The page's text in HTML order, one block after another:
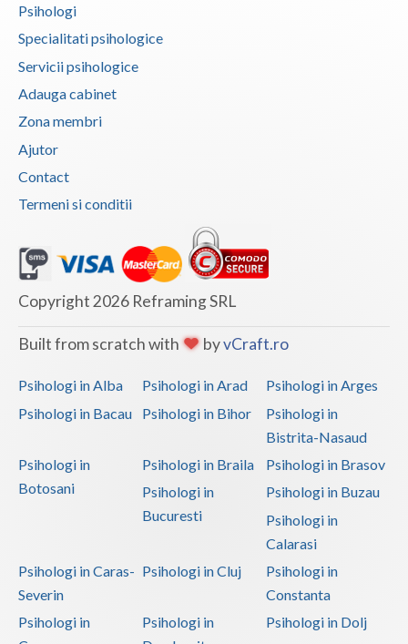
Psihologi
Specialitati psihologice
Servicii psihologice
Adauga cabinet
Zona membri
Ajutor
Contact
Termeni si conditii
Copyright 2026 Reframing SRL
Built from scratch with byvCraft.ro
Psihologi in Alba Psihologi in Arad
Psihologi in Arges
Psihologi in Bacau
Psihologi in Bihor
Psihologi in
Bistrita-Nasaud
Psihologi in
Botosani
Psihologi in Braila
Psihologi in Brasov
Psihologi in
Bucuresti
Psihologi in Buzau
Psihologi in
Calarasi
Psihologi in Caras-
Severin
Psihologi in Cluj
Psihologi in
Constanta
Psihologi in
Psihologi in
Psihologi in Dolj